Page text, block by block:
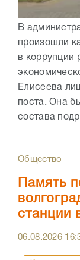
В
произошли
в коррупции
Елисеева
поста. Она
состава
Общество
Память
станции
06.08.2026